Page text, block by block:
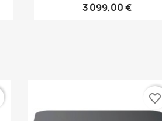
3 099,00 €
favorite_border